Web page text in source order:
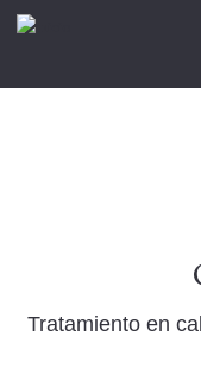
Tratamiento en